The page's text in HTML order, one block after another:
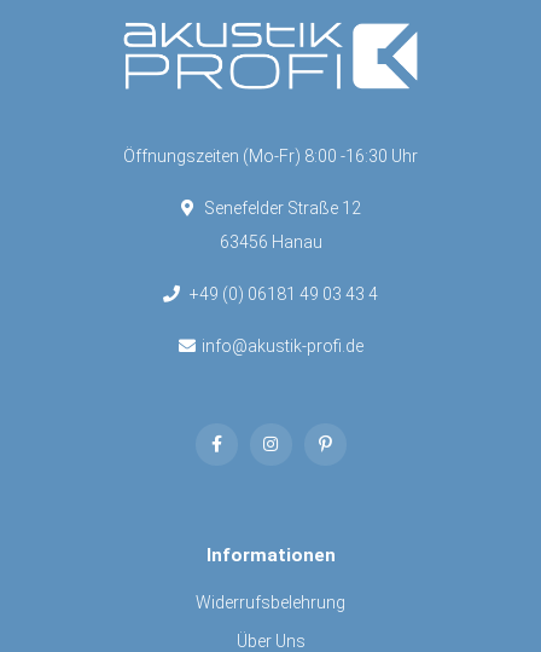
Öffnungszeiten (Mo-Fr) 8:00 -16:30 Uhr
Senefelder Straße 12
63456 Hanau
+49 (0) 06181 49 03 43 4
info@akustik-profi.de
Informationen
Widerrufsbelehrung
Über Uns